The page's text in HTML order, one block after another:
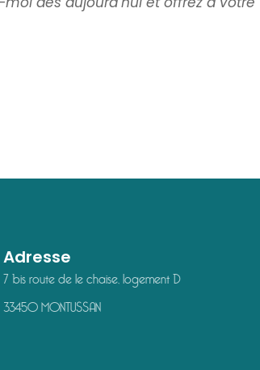
Adresse
7 bis route de le chaise, logement D
33450 MONTUSSAN